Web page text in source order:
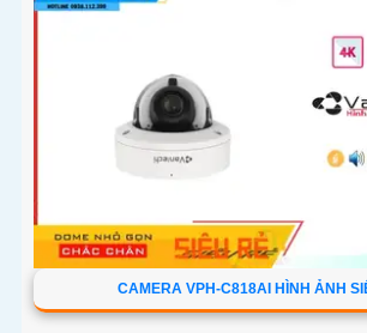
CAMERA VPH-C818AI HÌNH ẢNH